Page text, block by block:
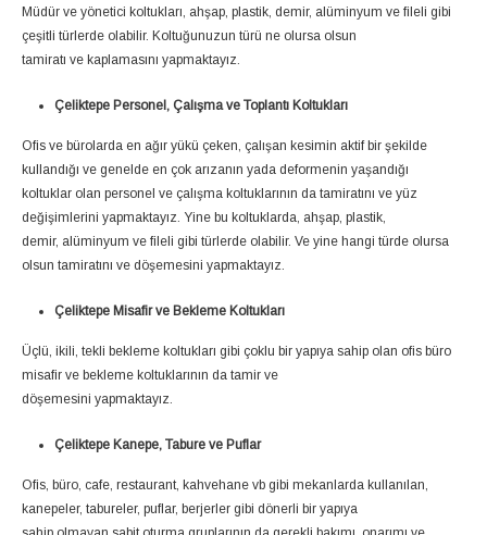
Müdür ve yönetici koltukları, ahşap, plastik, demir, alüminyum ve fileli gibi
çeşitli türlerde olabilir. Koltuğunuzun türü ne olursa olsun
tamiratı ve kaplamasını yapmaktayız.
Çeliktepe Personel, Çalışma ve Toplantı Koltukları
Ofis ve bürolarda en ağır yükü çeken, çalışan kesimin aktif bir şekilde
kullandığı ve genelde en çok arızanın yada deformenin yaşandığı
koltuklar olan personel ve çalışma koltuklarının da tamiratını ve yüz
değişimlerini yapmaktayız. Yine bu koltuklarda, ahşap, plastik,
demir, alüminyum ve fileli gibi türlerde olabilir. Ve yine hangi türde olursa
olsun tamiratını ve döşemesini yapmaktayız.
Çeliktepe Misafir ve Bekleme Koltukları
Üçlü, ikili, tekli bekleme koltukları gibi çoklu bir yapıya sahip olan ofis büro
misafir ve bekleme koltuklarının da tamir ve
döşemesini yapmaktayız.
Çeliktepe Kanepe, Tabure ve Puflar
Ofis, büro, cafe, restaurant, kahvehane vb gibi mekanlarda kullanılan,
kanepeler, tabureler, puflar, berjerler gibi dönerli bir yapıya